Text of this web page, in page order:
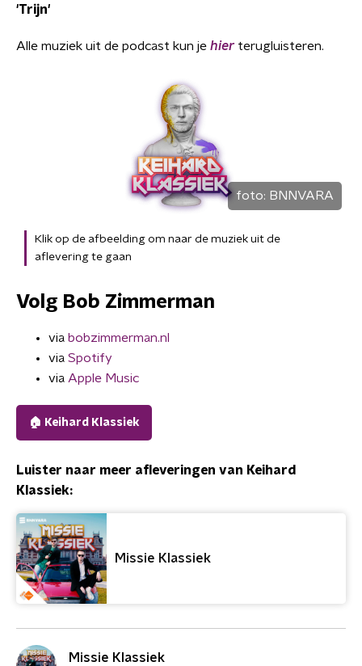
'Trijn'
Alle muziek uit de podcast kun je hier terugluisteren.
foto: BNNVARA
Klik op de afbeelding om naar de muziek uit de
aflevering te gaan
Volg Bob Zimmerman
via bobzimmerman.nl
via Spotify
via Apple Music
🏠 Keihard Klassiek
Luister naar meer afleveringen van Keihard
Klassiek:
Missie Klassiek
Missie Klassiek